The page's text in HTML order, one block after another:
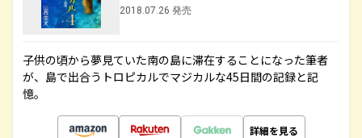
2018.07.26 発売
子供の頃から夢見ていた南の島に滞在することになった筆者
が、島で出合うトロピカルでマジカルな45日間の記録と記
憶。
詳細を見る